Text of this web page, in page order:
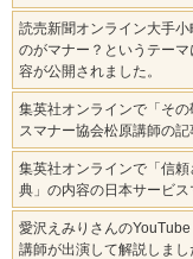
読売新聞オンライン大手
のがマナー？というテー
容が公開されました。
集英社オンラインで「そ
スマナー協会松原講師の記
集英社オンラインで「信
典」の内容の日本サービス
愛沢えみりさんの
講師が出演して解説しまし